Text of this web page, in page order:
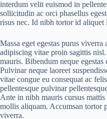
interdum velit euismod in
sollicitudin ac orci phasellus
risus nec. Id nibh tortor id
Massa eget egestas purus
adipiscing vitae proin sagittis
mauris. Bibendum neque egestas
Pulvinar neque laoreet
vitae congue eu consequat ac
pellentesque pulvinar
Ante in nibh mauris cursus
mollis aliquam. Accumsan tortor
viverra.